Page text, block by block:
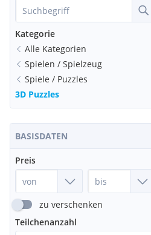
Kategorie
Alle Kategorien
Spielen / Spielzeug
Spiele / Puzzles
3D Puzzles
BASISDATEN
Preis
zu verschenken
Teilchenanzahl